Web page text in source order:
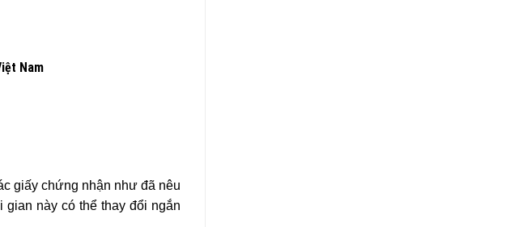
Nam
giấy chứng nhận như đã nêu
này có thể thay đổi ngắn